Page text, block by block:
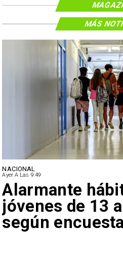
NACIONAL
Ayer A Las 9:49
Alarmante
jóvenes de 13
según
MÁS